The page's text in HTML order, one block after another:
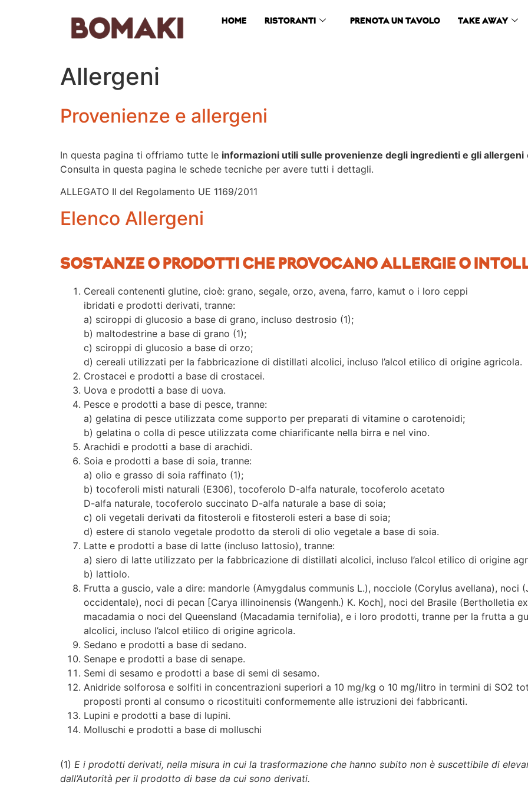
HOME RISTORANTI PRENOTA UN TAVOLO TAKE AWAY
Allergeni
Provenienze e allergeni
In questa pagina ti offriamo tutte le informazioni utili sulle provenienze degli ingredienti e gli allergeni
Consulta in questa pagina le schede tecniche per avere tutti i dettagli.
ALLEGATO II del Regolamento UE 1169/2011
Elenco Allergeni
SOSTANZE O PRODOTTI CHE PROVOCANO ALLERGIE O
Cereali contenenti glutine, cioè: grano, segale, orzo, avena, farro, kamut o i loro ceppi
ibridati e prodotti derivati, tranne:
a) sciroppi di glucosio a base di grano, incluso destrosio (1);
b) maltodestrine a base di grano (1);
c) sciroppi di glucosio a base di orzo;
d) cereali utilizzati per la fabbricazione di distillati alcolici, incluso l’alcol etilico di origine agricola.
Crostacei e prodotti a base di crostacei.
Uova e prodotti a base di uova.
Pesce e prodotti a base di pesce, tranne:
a) gelatina di pesce utilizzata come supporto per preparati di vitamine o carotenoidi;
b) gelatina o colla di pesce utilizzata come chiarificante nella birra e nel vino.
Arachidi e prodotti a base di arachidi.
Soia e prodotti a base di soia, tranne:
a) olio e grasso di soia raffinato (1);
b) tocoferoli misti naturali (E306), tocoferolo D-alfa naturale, tocoferolo acetato
D-alfa naturale, tocoferolo succinato D-alfa naturale a base di soia;
c) oli vegetali derivati da fitosteroli e fitosteroli esteri a base di soia;
d) estere di stanolo vegetale prodotto da steroli di olio vegetale a base di soia.
Latte e prodotti a base di latte (incluso lattosio), tranne:
a) siero di latte utilizzato per la fabbricazione di distillati alcolici, incluso l’alcol etilico di origine
b) lattiolo.
Frutta a guscio, vale a dire: mandorle (Amygdalus communis L.), nocciole (Corylus avellana), noci
occidentale), noci di pecan [Carya illinoinensis (Wangenh.) K. Koch], noci del Brasile (Bertholletia
macadamia o noci del Queensland (Macadamia ternifolia), e i loro prodotti, tranne per la frutta a
alcolici, incluso l’alcol etilico di origine agricola.
Sedano e prodotti a base di sedano.
Senape e prodotti a base di senape.
Semi di sesamo e prodotti a base di semi di sesamo.
Anidride solforosa e solfiti in concentrazioni superiori a 10 mg/kg o 10 mg/litro in termini di SO2
proposti pronti al consumo o ricostituiti conformemente alle istruzioni dei fabbricanti.
Lupini e prodotti a base di lupini.
Molluschi e prodotti a base di molluschi
(1) E i prodotti derivati, nella misura in cui la trasformazione che hanno subito non è suscettibile di
dall’Autorità per il prodotto di base da cui sono derivati.